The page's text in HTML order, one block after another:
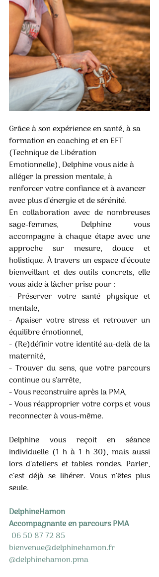
Grâce à son expérience en santé, à sa
formation en coaching et en EFT
(Technique de Libération
Emotionnelle), Delphine vous aide à
alléger la pression mentale, à
renforcer votre confiance et à avancer
avec plus d’énergie et de sérénité.
En collaboration avec de nombreuses
sage-femmes, Delphine vous
accompagne à chaque étape avec une
approche sur mesure, douce et
holistique. À travers un espace d’écoute
bienveillant et des outils concrets, elle
vous aide à lâcher prise pour :
- Préserver votre santé physique et
mentale,
- Apaiser votre stress et retrouver un
équilibre émotionnel,
- (Re)définir votre identité au-delà de la
maternité,
- Trouver du sens, que votre parcours
continue ou s’arrête,
- Vous reconstruire après la PMA,
- Vous réapproprier votre corps et vous
reconnecter à vous-même.
Delphine vous reçoit en séance
individuelle (1 h à 1 h 30), mais aussi
lors d’ateliers et tables rondes. Parler,
c’est déjà se libérer. Vous n’êtes plus
seule.
DelphineHamon
Accompagnante en parcours PMA
06 50 87 72 85
bienvenue@delphinehamon.fr
@delphinehamon.pma